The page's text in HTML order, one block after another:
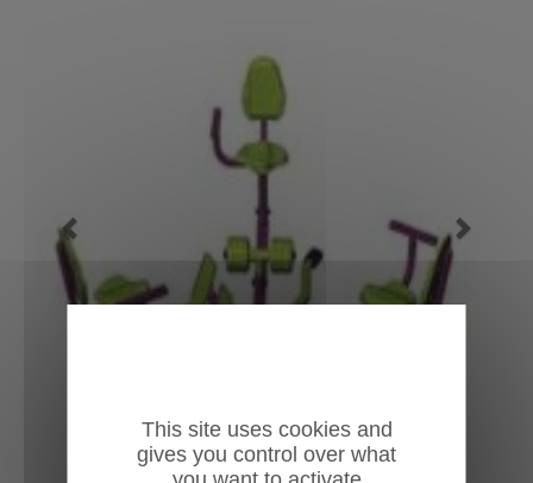
This site uses cookies and
gives you control over what